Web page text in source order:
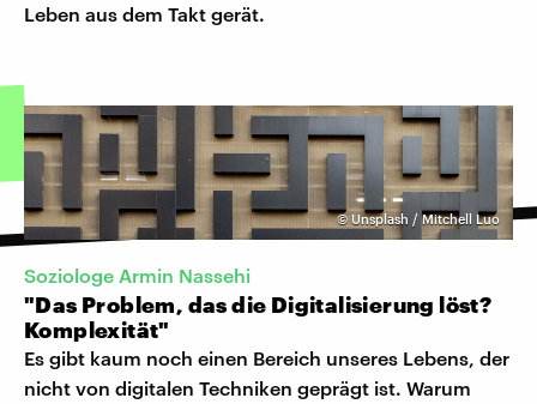
Leben aus dem Takt gerät.
© Unsplash / Mitchell Luo
Soziologe Armin Nassehi
"Das Problem, das die Digitalisierung löst?
Komplexität"
Es gibt kaum noch einen Bereich unseres Lebens, der
nicht von digitalen Techniken geprägt ist. Warum